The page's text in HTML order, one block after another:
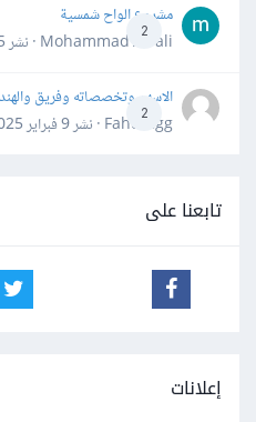
2
مشروع الواح شمسية
Mohammad Awali · نشر
25
2
الاسهم وتخصصاته وفريق
Fahd Ggg · نشر
9 فبراير 2025
تابعنا على
إعلانات